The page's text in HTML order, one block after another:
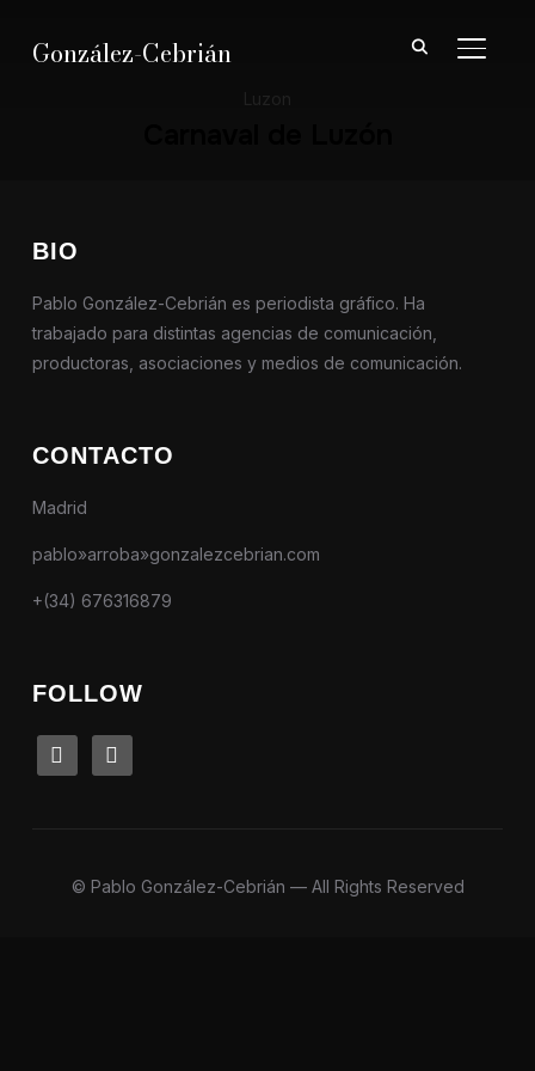
González-Cebrián
BIO
Pablo González-Cebrián es periodista gráfico. Ha
trabajado para distintas agencias de comunicación,
productoras, asociaciones y medios de comunicación.
CONTACTO
Madrid
pablo»arroba»gonzalezcebrian.com
+(34) 676316879
FOLLOW
linkedin instagram
© Pablo González-Cebrián — All Rights Reserved